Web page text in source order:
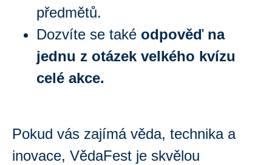
předmětů.
Dozvíte se také odpověď na
jednu z otázek velkého kvízu
celé akce.
Pokud vás zajímá věda, technika a
inovace, VědaFest je skvělou